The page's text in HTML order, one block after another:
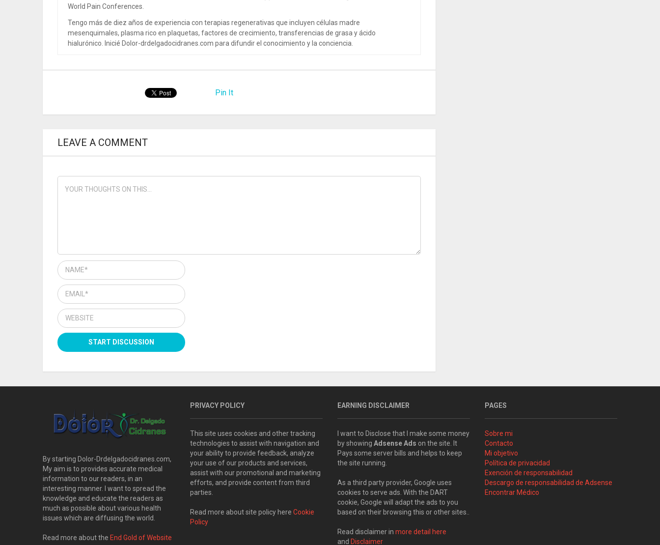
World Pain Conferences.
Tengo más de diez años de experiencia con terapias regenerativas que incluyen células madre
mesenquimales, plasma rico en plaquetas, factores de crecimiento, transferencias de grasa y ácido
hialurónico. Inicié Dolor-drdelgadocidranes.com para difundir el conocimiento y la conciencia.
Pin It
LEAVE A COMMENT
By starting Dolor-Drdelgadocidranes.com,
My aim is to provides accurate medical
information to our readers, in an
interesting manner. I want to spread the
knowledge and educate the readers as
much as possible about various health
issues which are diffusing the world.
Read more about the End Gold of Website
PRIVACY POLICY
This site uses cookies and other tracking
technologies to assist with navigation and
your ability to provide feedback, analyze
your use of our products and services,
assist with our promotional and marketing
efforts, and provide content from third
parties.
Read more about site policy here Cookie
Policy
EARNING DISCLAIMER
I want to Disclose that I make some money
by showing Adsense Ads on the site. It
Pays some server bills and helps to keep
the site running.
As a third party provider, Google uses
cookies to serve ads. With the DART
cookie, Google will adapt the ads to you
based on their browsing this or other sites..
Read disclaimer in more detail here
and Disclaimer
PAGES
Sobre mi
Contacto
Mi objetivo
Política de privacidad
Exención de responsabilidad
Descargo de responsabilidad de Adsense
Encontrar Médico